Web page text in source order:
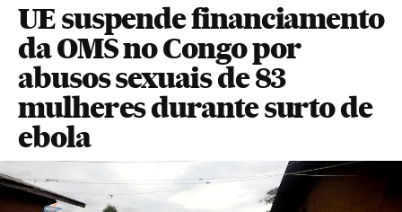
UE suspende financiamento
da OMS no Congo por
abusos sexuais de 83
mulheres durante surto de
ebola